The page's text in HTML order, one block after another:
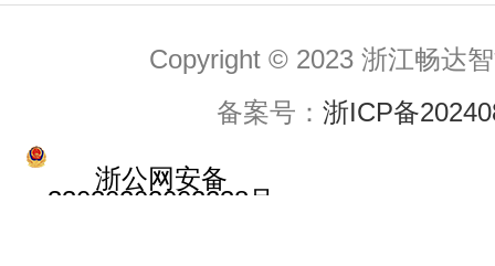
Copyright © 2023 浙江畅达
备案号： 浙ICP备
浙公网安备
33030202002238号